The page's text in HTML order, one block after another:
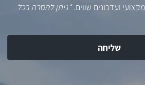
ועדכונים שווים.*ניתן להסרה בכל
שליחה